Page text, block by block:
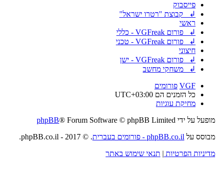
פייסבוק
↲ קבוצת "רטרו ישראל"
ראשי
↲ פורום VGFreak - כללי
↲ פורום VGFreak - טכני
חיצוני
↲ פורום VGFreak - ישן
↲ משחקי מחשב
VGF פורומים
כל הזמנים הם UTC+03:00
מחיקת עוגיות
מופעל על ידי
phpBB® Forum Software © phpBB Limited
מבוסס על phpBB.co.il - פורומים בעברית
. © 2017 - phpBB.co.il.
מדיניות הפרטיות | תנאי שימוש באתר